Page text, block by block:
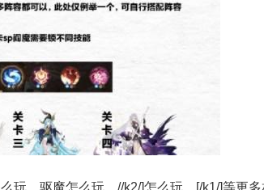
玩，驱魔怎么玩，//k2/]怎么玩，[/k1/]等更